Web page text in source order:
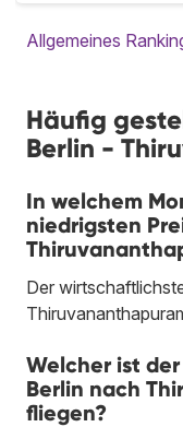
Allgemeines
Häufig
Berlin -
In welchem
niedrigsten
Der
Welcher ist
Berlin nach
fliegen?